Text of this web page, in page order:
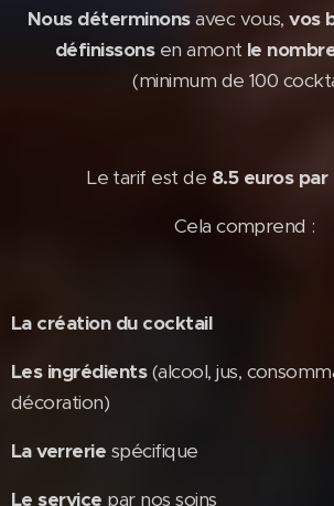
Nous déterminonsavec vous,vos
définissonsen amont le
(minimum de 100
Le tarif est de 8.5euros par
Cela comprend :
La création du cocktail
Les ingrédients(alcool, jus,
décoration)
La verrerie spécifique
Le service par nos soins